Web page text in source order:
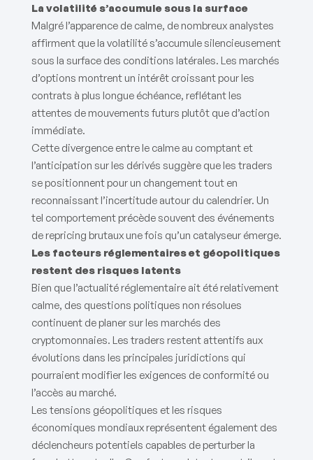
La volatilité s’accumule sous la surface
Malgré l’apparence de calme, de nombreux analystes
affirment que la volatilité s’accumule silencieusement
sous la surface des conditions latérales. Les marchés
d’options montrent un intérêt croissant pour les
contrats à plus longue échéance, reflétant les
attentes de mouvements futurs plutôt que d’action
immédiate.
Cette divergence entre le calme au comptant et
l’anticipation sur les dérivés suggère que les traders
se positionnent pour un changement tout en
reconnaissant l’incertitude autour du calendrier. Un
tel comportement précède souvent des événements
de repricing brutaux une fois qu’un catalyseur émerge.
Les facteurs réglementaires et géopolitiques
restent des risques latents
Bien que l’actualité réglementaire ait été relativement
calme, des questions politiques non résolues
continuent de planer sur les marchés des
cryptomonnaies. Les traders restent attentifs aux
évolutions dans les principales juridictions qui
pourraient modifier les exigences de conformité ou
l’accès au marché.
Les tensions géopolitiques et les risques
économiques mondiaux représentent également des
déclencheurs potentiels capables de perturber la